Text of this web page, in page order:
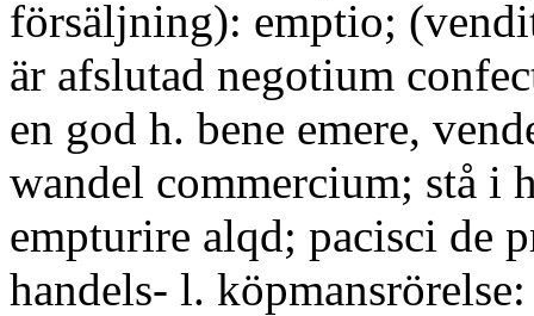
försäljning): emptio;
är afslutad negotium
en god h. bene emere,
wandel commercium; stå i
empturire alqd; pacisci de
handels- l.